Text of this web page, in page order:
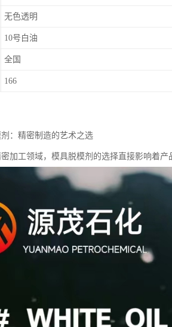
无色透明
10号白油
全国
166
：精密制造的艺术之选
加工领域，模具脱模剂的选择直接影响着产